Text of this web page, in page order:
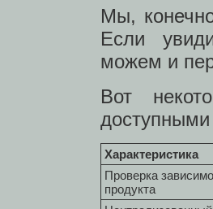
Мы,
Если
можем и
Вот
Характеристика
Проверка
продукта